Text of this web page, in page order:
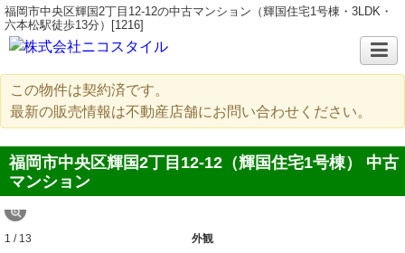
福岡市中央区輝国2丁目12-12の中古マンション（輝国住宅1号棟・3LDK・
六本松駅徒歩13分）[1216]
この物件は契約済です。
最新の販売情報は不動産店舗にお問い合わせください。
福岡市中央区輝国2丁目12-12（輝国住宅1号棟） 中古
マンション
外観
1 / 13